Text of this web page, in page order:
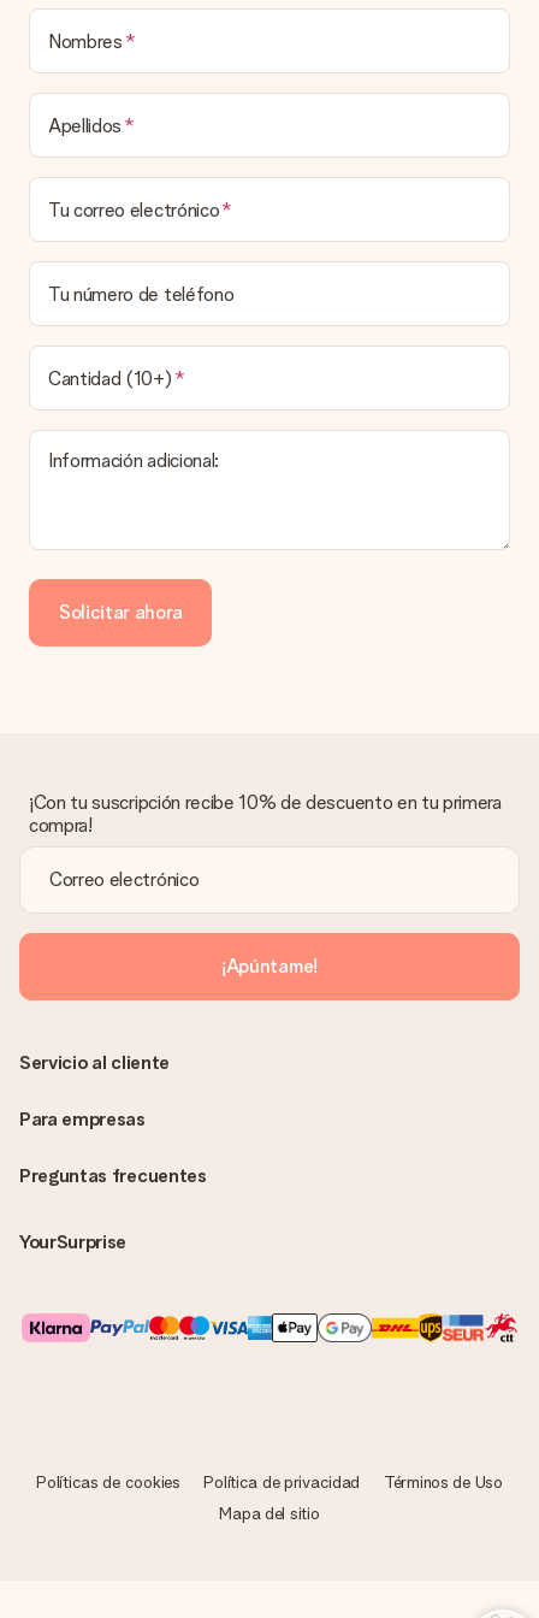
una caja decorada con motivos de fiesta. Así, tu obsequio
está listo para ser entregado o enviarse directamente al
Tiempo de entrega, opciones de entrega y
costos de envío.
¿Puedo elegir una fecha de entrega?
Elegir la fecha exacta de entrega no es posible. Una vez
personalizado y completado tu pedido, recibirás una
confirmación con las fechas estimadas de entrega. Una vez
que el pedido haya sido enviado, será la empresa de
transportes la encargada de entregar el regalo.
¿Cuál es el tiempo de entrega y cuándo recibo mi
obsequio?
El tiempo de entrega se puede encontrar en la página del
producto del regalo.
¿Cómo puedo pagar mi pedido?
de crédito o transferencia bancaria. En caso de elegir
transferencia bancaria, ten en cuenta 3 días adicionales para la
entrega de tu regalo.
asunto contigo. Ponte en contacto con nuestro equipo de
atención al cliente por teléfono, correo electrónico o chat y
buscaremos una solución adecuada para ti.
¿Se envía la factura junto con el pedido?
La factura y cualquier otra información relativa a tu regalo se
enviará únicamente por correo electrónico. El regalo se enviará
sin ninguna información adicional Así, evitaremos que la
persona que recibe el regalo la vea. ¡No le enviaremos nada
más que su increíble regalo! ¿Quieres que sepa quién se lo
Nombres
Apellidos
Tu correo electrónico
Tu número de teléfono
Cantidad (10+)
Información adicional:
Solicitar ahora
¡Con tu suscripción recibe 10% de descuento en tu primera
compra!
¡Apúntame!
Preguntas frecuentes
YourSurprise
Servicio al cliente
Para empresas
Políticas de cookies Política de privacidad
Términos de Uso
Mapa del sitio